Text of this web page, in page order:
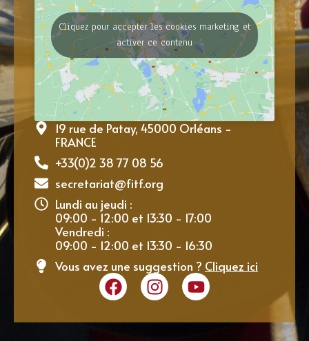
Cliquez pour accepter les cookies marketing et
activer ce contenu
19 rue de Patay, 45000 Orléans -
FRANCE
+33(0)2 38 77 08 56
secretariat@fitf.org
Lundi au jeudi :
09:00 - 12:00 et 13:30 - 17:00
Vendredi :
09:00 - 12:00 et 13:30 - 16:30
Vous avez une suggestion ? Cliquez ici